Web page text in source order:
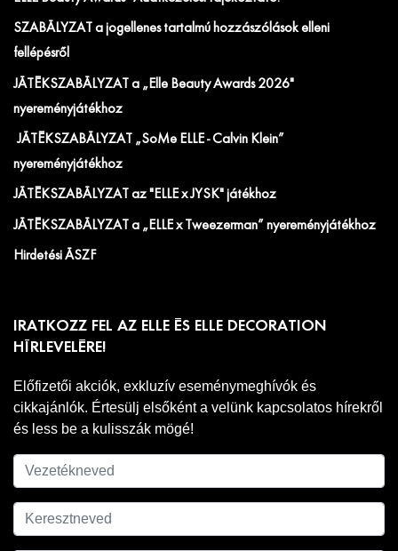
SZABÁLYZAT a jogellenes tartalmú hozzászólások elleni
fellépésről
JÁTÉKSZABÁLYZAT a „Elle Beauty Awards 2026"
nyereményjátékhoz
JÁTÉKSZABÁLYZAT „SoMe ELLE - Calvin Klein”
nyereményjátékhoz
JÁTÉKSZABÁLYZAT az "ELLE x JYSK" játékhoz
JÁTÉKSZABÁLYZAT a „ELLE x Tweezerman” nyereményjátékhoz
Hirdetési ÁSZF
IRATKOZZ FEL AZ ELLE ÉS ELLE DECORATION
HÍRLEVELÉRE!
Előfizetői akciók, exkluzív eseménymeghívók és
cikkajánlók. Értesülj elsőként a velünk kapcsolatos hírekről
és less be a kulisszák mögé!